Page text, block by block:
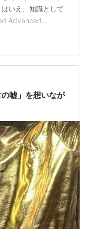
いえ、知識として
Advanced
た。 満点合格シリ
に「余裕を持っ
したいと思いま
Practitioner を満
嘘」を想いなが